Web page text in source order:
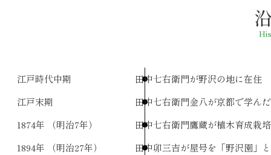
江戸時代中期
田中七右衛門が野沢の地に在住
江戸末期
田中七右衛門金八が京都で学ん
1874年 （明治7年）
田中七右衛門鷹蔵が植木育成栽
1894年 （明治27年）
田中卯三吉が屋号を「野沢園」